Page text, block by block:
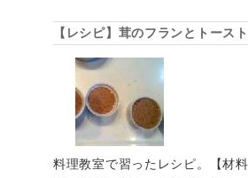
【レシピ】茸のフランとトースト
料理教室で習ったレシピ。【